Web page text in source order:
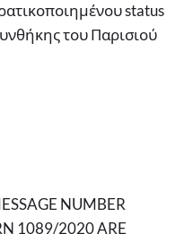
status
του Παρισιού
NUMBER
1089/2020 ARE